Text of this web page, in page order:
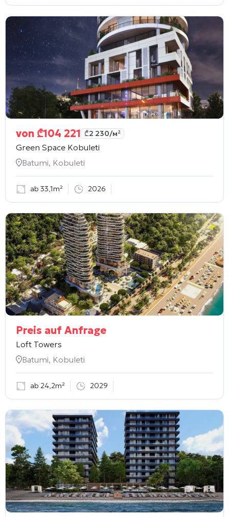
von ₾104 221 ₾2 230/м²
Green Space Kobuleti
Batumi, Kobuleti
ab 33,1m² 2026
Preis auf Anfrage
Loft Towers
Batumi, Kobuleti
ab 24,2m² 2029